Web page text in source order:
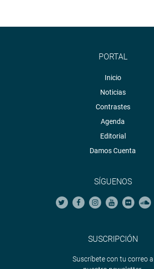
PORTAL
Inicio
Noticias
Contrastes
Agenda
Editorial
Damos Cuenta
SÍGUENOS
SUSCRIPCIÓN
Suscríbete con tu correo a